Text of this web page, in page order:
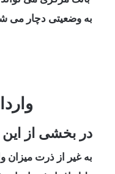
به وضعیتی دچار می
در بخشی از
به غیر از ذرت میزان